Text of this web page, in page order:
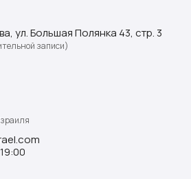
ул. Большая Полянка 43, стр. 3
записи)